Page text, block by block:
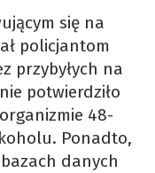
się na
policjantom
przybyłych na
potwierdziło
48-
Ponadto,
danych